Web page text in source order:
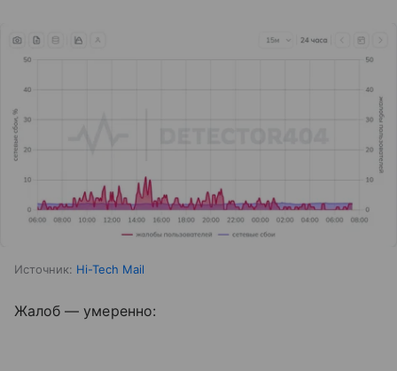
Источник: Hi-Tech Mail
Жалоб — умеренно: